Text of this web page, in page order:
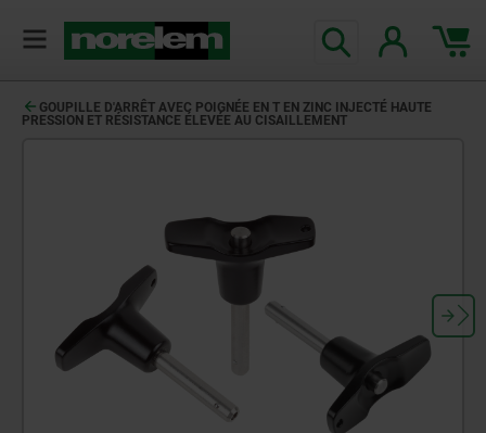
GOUPILLE D'ARRÊT AVEC POIGNÉE EN T EN ZINC INJECTÉ HAUTE
PRESSION ET RÉSISTANCE ÉLEVÉE AU CISAILLEMENT